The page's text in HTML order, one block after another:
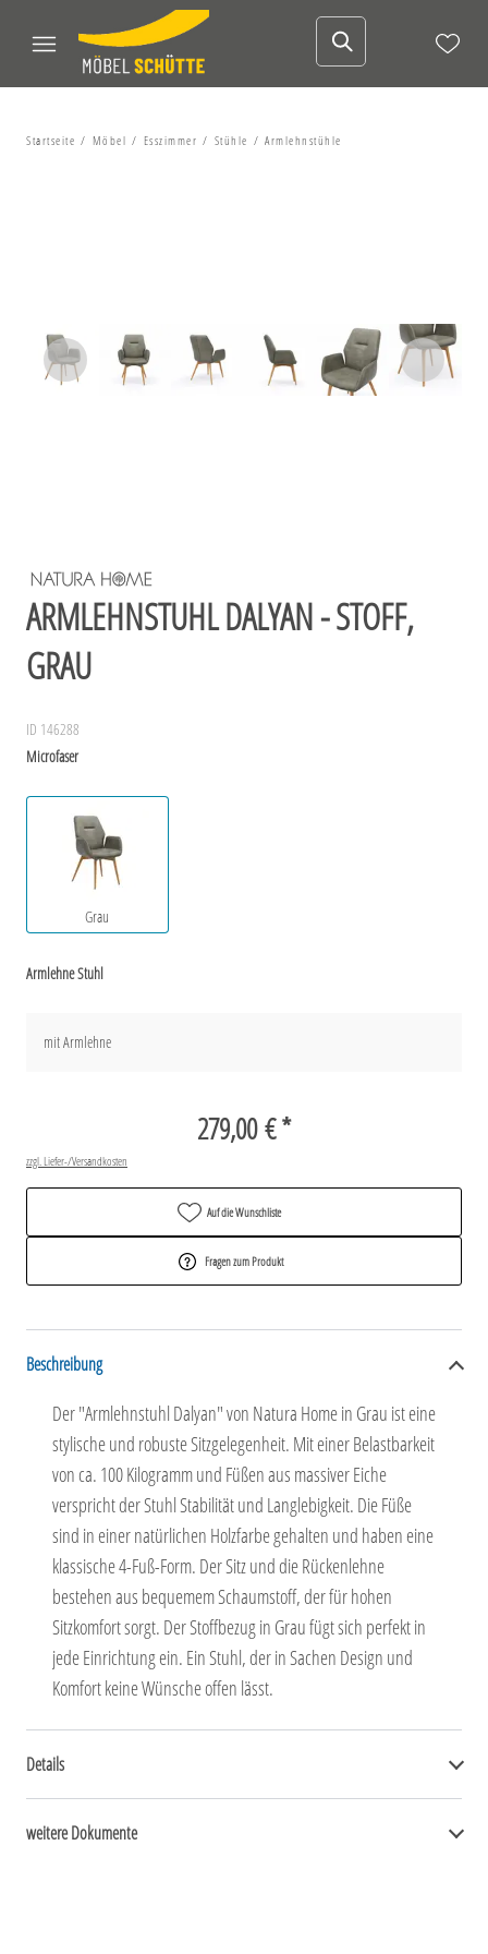
Startseite Möbel Esszimmer Stühle Armlehnstühle
ARMLEHNSTUHL DALYAN - STOFF,
GRAU
ID 146288
Microfaser
Grau
Armlehne Stuhl
mit Armlehne
279,00 € *
zzgl. Liefer-/Versandkosten
Auf die Wunschliste
Fragen zum Produkt
Beschreibung
Der "Armlehnstuhl Dalyan" von Natura Home in Grau ist eine
stylische und robuste Sitzgelegenheit. Mit einer Belastbarkeit
von ca. 100 Kilogramm und Füßen aus massiver Eiche
verspricht der Stuhl Stabilität und Langlebigkeit. Die Füße
sind in einer natürlichen Holzfarbe gehalten und haben eine
klassische 4-Fuß-Form. Der Sitz und die Rückenlehne
bestehen aus bequemem Schaumstoff, der für hohen
Sitzkomfort sorgt. Der Stoffbezug in Grau fügt sich perfekt in
jede Einrichtung ein. Ein Stuhl, der in Sachen Design und
Komfort keine Wünsche offen lässt.
Details
weitere Dokumente